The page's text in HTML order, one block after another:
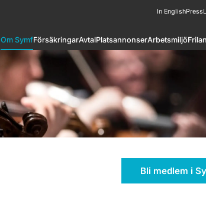
Om SymfFörsäkringarAvtalPlatsannonserArbetsmiljö
In EnglishPress
Bli medlem i